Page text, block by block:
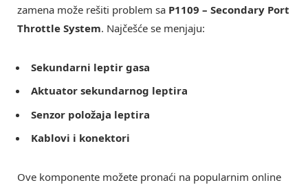
zamena može rešiti problem sa P1109 – Secondary Port
Throttle System. Najčešće se menjaju:
Sekundarni leptir gasa
Aktuator sekundarnog leptira
Senzor položaja leptira
Kablovi i konektori
Ove komponente možete pronaći na popularnim online